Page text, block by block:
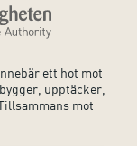
ett hot mot
upptäcker,
mot